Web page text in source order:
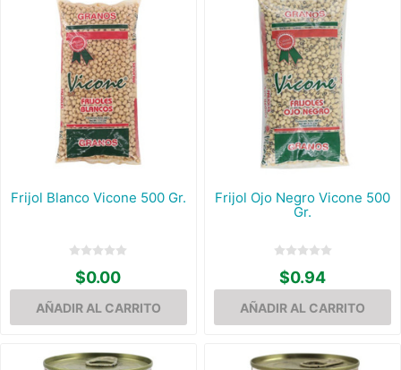
Frijol Blanco Vicone 500 Gr.
$0.00
Frijol Ojo Negro Vicone 500
Gr.
$0.94